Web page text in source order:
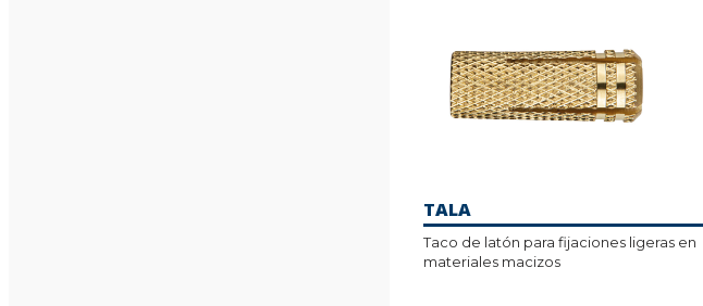
TALA
Taco de latón para fijaciones ligeras en
materiales macizos